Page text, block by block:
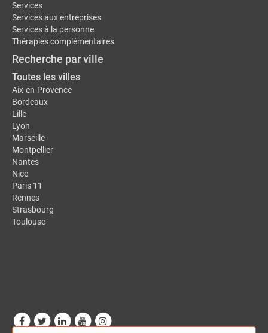
Services
Services aux entreprises
Services à la personne
Thérapies complémentaires
Recherche par ville
Toutes les villes
Aix-en-Provence
Bordeaux
Lille
Lyon
Marseille
Montpellier
Nantes
Nice
Paris 11
Rennes
Strasbourg
Toulouse